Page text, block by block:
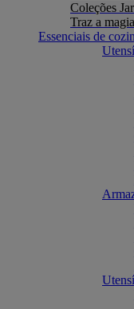
Coleções
Traz a
Essenciais de